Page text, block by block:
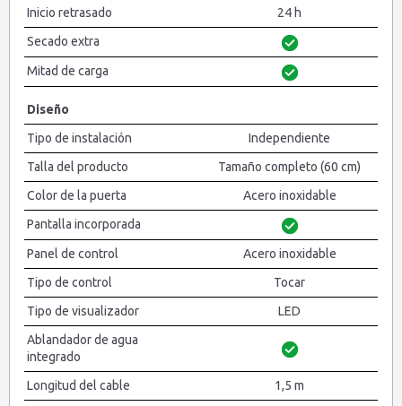
Inicio retrasado
24 h
Secado extra
Mitad de carga
Diseño
Tipo de instalación
Independiente
Talla del producto
Tamaño completo (60 cm)
Color de la puerta
Acero inoxidable
Pantalla incorporada
Panel de control
Acero inoxidable
Tipo de control
Tocar
Tipo de visualizador
LED
Ablandador de agua
integrado
Longitud del cable
1,5 m